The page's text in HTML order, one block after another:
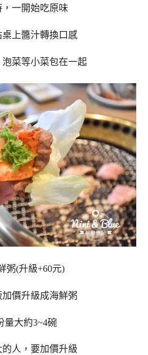
，一開始吃原味
上醬汁轉換口感
菜等小菜包在一起
粥(升級+60元)
價升級成海鮮粥
量大約3~4碗
人，要加價升級